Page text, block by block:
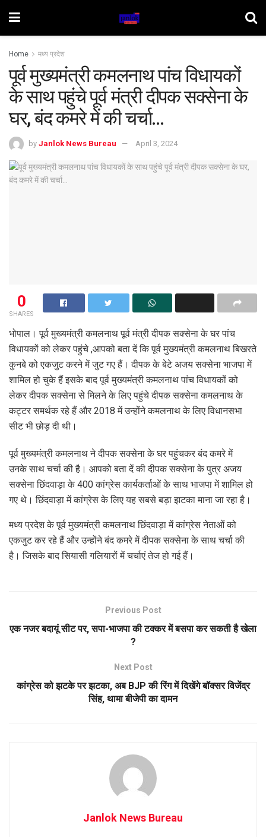
Home मध्य प्रदेश
पूर्व मुख्यमंत्री कमलनाथ पांच विधायकों
के साथ पहुंचे पूर्व मंत्री दीपक सक्सेना के
घर, बंद कमरे में की चर्चा…
by Janlok News Bureau April 3, 2024
0
SHARES
भोपाल। पूर्व मुख्यमंत्री कमलनाथ पूर्व मंत्री दीपक सक्सेना के घर पांच
विधायकों को लेकर पहुंचे ,आपको बता दें कि पूर्व मुख्यमंत्री कमलनाथ बिखरते
कुनबे को एकजुट करने में जुट गए हैं। दीपक के बेटे अजय सक्सेना भाजपा में
शामिल हो चुके हैं इसके बाद पूर्व मुख्यमंत्री कमलनाथ पांच विधायकों को
लेकर दीपक सक्सेना से मिलने के लिए पहुंचे दीपक सक्सेना कमलनाथ के
कट्टर समर्थक रहे हैं और 2018 में उन्होंने कमलनाथ के लिए विधानसभा
सीट भी छोड़ दी थी।
पूर्व मुख्यमंत्री कमलनाथ ने दीपक सक्सेना के घर पहुंचकर बंद कमरे में
उनके साथ चर्चा की है। आपको बता दें की दीपक सक्सेना के पुत्र अजय
सक्सेना छिंदवाड़ा के 400 कांग्रेस कार्यकर्ताओं के साथ भाजपा में शामिल हो
गए थे। छिंदवाड़ा में कांग्रेस के लिए यह सबसे बड़ा झटका माना जा रहा है।
मध्य प्रदेश के पूर्व मुख्यमंत्री कमलनाथ छिंदवाड़ा में कांग्रेस नेताओं को
एकजुट कर रहे हैं और उन्होंने बंद कमरे में दीपक सक्सेना के साथ चर्चा की
है। जिसके बाद सियासी गलियारों में चर्चाएं तेज हो गई हैं।
Previous Post
एक नजर बदायूं सीट पर, सपा-भाजपा की टक्कर में बसपा कर सकती है खेला
?
Next Post
कांग्रेस को झटके पर झटका, अब BJP की रिंग में दिखेंगे बॉक्सर विजेंद्र
सिंह, थामा बीजेपी का दामन
Janlok News Bureau